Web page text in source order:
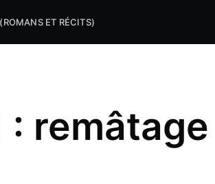
ET RÉCITS)
: remâtage